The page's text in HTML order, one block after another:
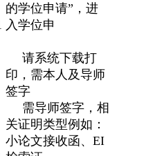
的学位申请”，进
入学位申
请系统下载打
印，需本人及导师
签字
需导师签字，相
关证明类型例如：
小论文接收函、EI